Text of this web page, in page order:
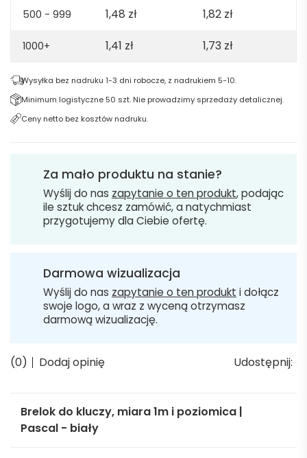
500 - 999 1,48 zł 1,82 zł
1000+ 1,41 zł 1,73 zł
Wysyłka bez nadruku 1-3 dni robocze, z nadrukiem 5-10.
Minimum logistyczne 50 szt. Nie prowadzimy sprzedaży detalicznej.
Ceny netto bez kosztów nadruku.
Za mało produktu na stanie?
Wyślij do nas zapytanie o ten produkt, podając
ile sztuk chcesz zamówić, a natychmiast
przygotujemy dla Ciebie ofertę.
Darmowa wizualizacja
Wyślij do nas zapytanie o ten produkt i dołącz
swoje logo, a wraz z wyceną otrzymasz
darmową wizualizację.
(0) Dodaj opinię Udostępnij:
Brelok do kluczy, miara 1m i poziomica |
Pascal - biały